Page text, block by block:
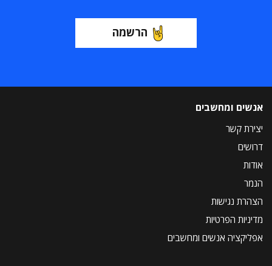
הרשמה
אנשים ומחשבים
יצירת קשר
דרושים
אודות
הנמר
הצהרת נגישות
מדיניות הפרטיות
אפליקציה אנשים ומחשבים